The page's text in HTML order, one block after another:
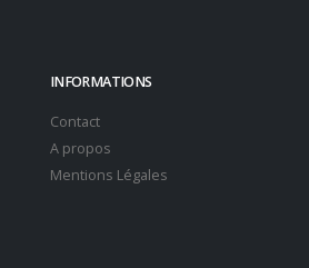
INFORMATIONS
Contact
A propos
Mentions Légales